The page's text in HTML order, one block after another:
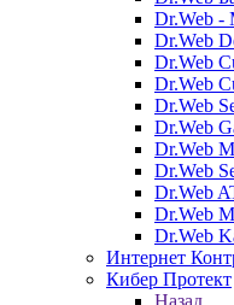
Dr.Web -
Dr.Web
Dr.Web
Dr.Web
Dr.Web
Dr.Web
Dr.Web
Dr.Web
Dr.Web
Dr.Web
Dr.Web
Интернет
Кибер Протект
Назад